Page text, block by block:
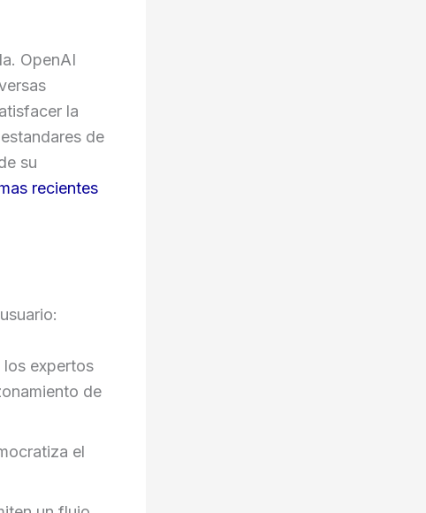
OpenAI
la
de
su
recientes
expertos
de
el